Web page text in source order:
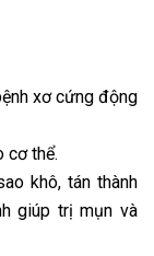
xơ cứng động
cơ thể.
khô, tán thành
giúp trị mụn và